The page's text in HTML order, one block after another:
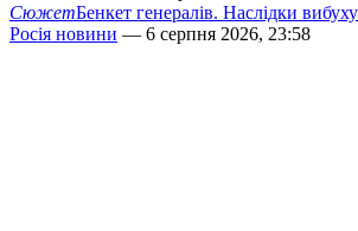
СюжетБенкет генералів. Наслідки
Росія новини — 6 серпня 2026, 23:58